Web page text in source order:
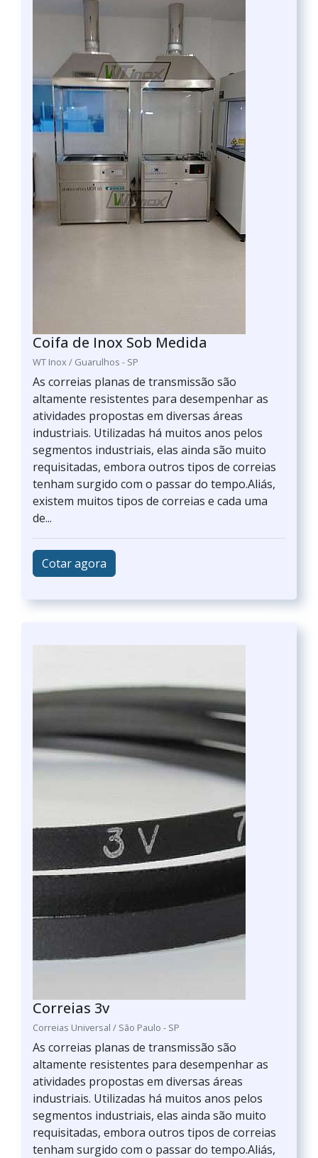
Coifa de Inox Sob Medida
WT Inox / Guarulhos - SP
As correias planas de transmissão são
altamente resistentes para desempenhar as
atividades propostas em diversas áreas
industriais. Utilizadas há muitos anos pelos
segmentos industriais, elas ainda são muito
requisitadas, embora outros tipos de correias
tenham surgido com o passar do tempo.Aliás,
existem muitos tipos de correias e cada uma
de...
Cotar agora
Correias 3v
Correias Universal / São Paulo - SP
As correias planas de transmissão são
altamente resistentes para desempenhar as
atividades propostas em diversas áreas
industriais. Utilizadas há muitos anos pelos
segmentos industriais, elas ainda são muito
requisitadas, embora outros tipos de correias
tenham surgido com o passar do tempo.Aliás,